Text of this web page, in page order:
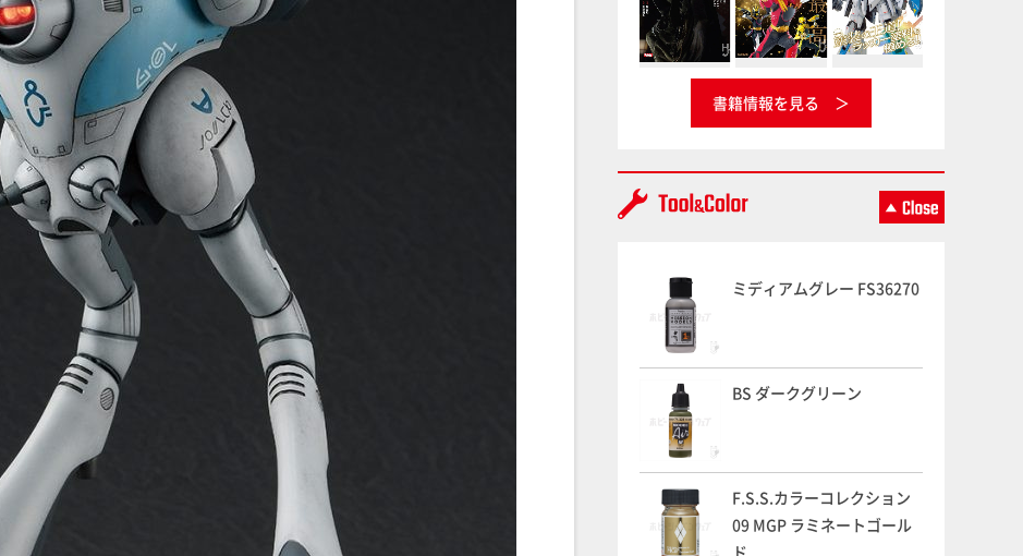
書籍情報を見る
ミディアムグレー FS36270
BS ダークグリーン
F.S.S.カラーコレクション
09 MGP ラミネートゴール
ド